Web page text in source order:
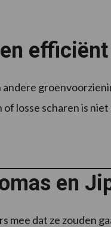
losse scharen is
en
dat ze zouden